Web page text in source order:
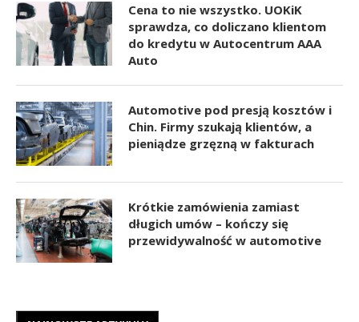
Cena to nie wszystko. UOKiK
sprawdza, co doliczano klientom
do kredytu w Autocentrum AAA
Auto
Automotive pod presją kosztów i
Chin. Firmy szukają klientów, a
pieniądze grzęzną w fakturach
Krótkie zamówienia zamiast
długich umów – kończy się
przewidywalność w automotive